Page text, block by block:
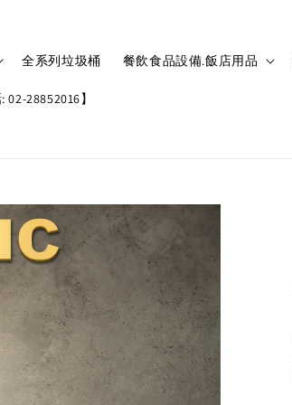
全系列垃圾桶 餐飲食品設備.飯店用品
28852016】